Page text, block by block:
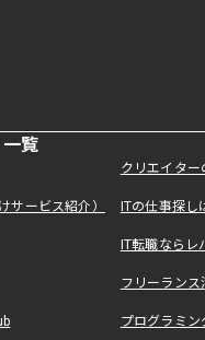
覧
クリエイタ
サービス紹介） ITの仕事探
IT転職なら
フリーラン
プログラミ